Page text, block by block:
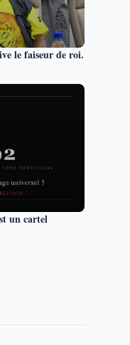
le faiseur de roi.
un cartel